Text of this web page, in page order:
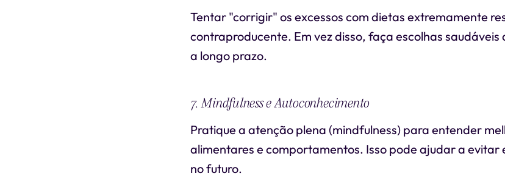
Tentar "corrigir" os excessos com dietas extremamente
contraproducente. Em vez disso, faça escolhas
a longo prazo.
7. Mindfulness e Autoconhecimento
Pratique a atenção plena (mindfulness) para entender
alimentares e comportamentos. Isso pode ajudar a evitar
no futuro.